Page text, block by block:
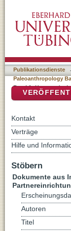
1: Human-
Publikationsdienste
Paleoanthropology
Band 1: Human-
Kontakt
Verträge
Hilfe und
Stöbern
Dokumente aus
Autoren
Titel